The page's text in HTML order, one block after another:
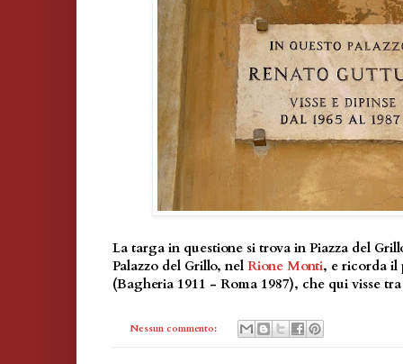
La targa in questione si trova in Piazza del
Palazzo del Grillo, nel Rione Monti, e ricorda il
(Bagheria 1911 - Roma 1987), che qui visse
Nessun commento: